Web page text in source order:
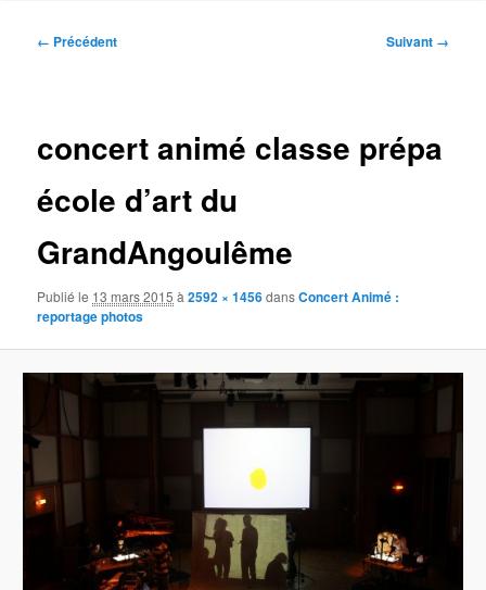
Navigation
← Précédent Suivant →
concert animé classe prépa
école d’art du
GrandAngoulême
Publié le 13 mars 2015 à2592 × 1456dansConcert Animé :
reportage photos